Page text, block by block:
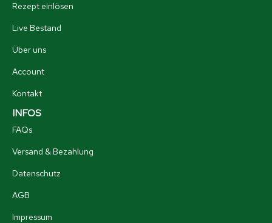
Rezept einlösen
Live Bestand
Über uns
Account
Kontakt
INFOS
FAQs
Versand & Bezahlung
Datenschutz
AGB
Impressum